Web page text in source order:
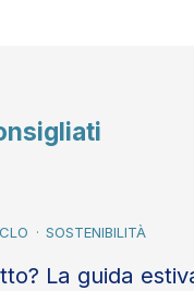
SOSTENIBILITÀ
La guida